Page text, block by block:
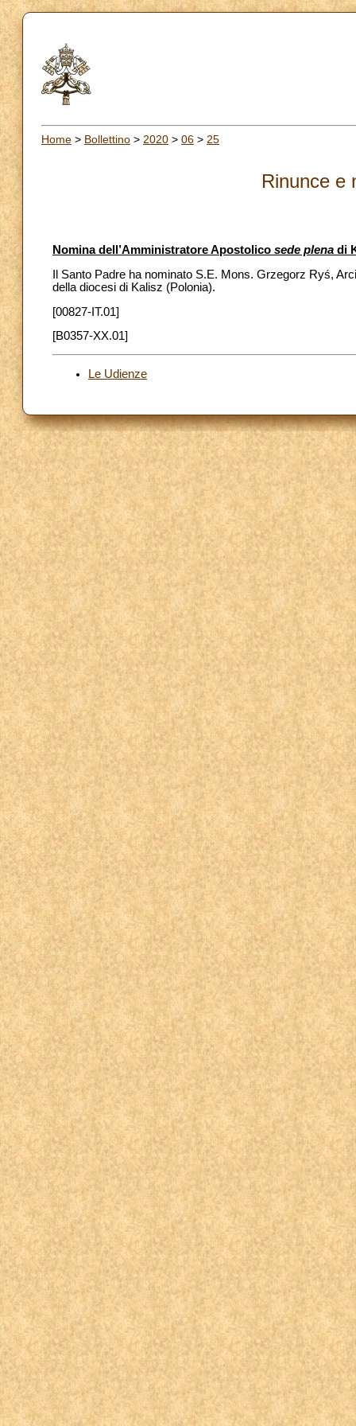
Home > Bollettino > 2020 > 06 > 25
Rinunce e
Nomina dell’Amministratore Apostolico sede plena di
Il Santo Padre ha nominato S.E. Mons. Grzegorz Ryś,
della diocesi di Kalisz (Polonia).
[00827-IT.01]
[B0357-XX.01]
Le Udienze